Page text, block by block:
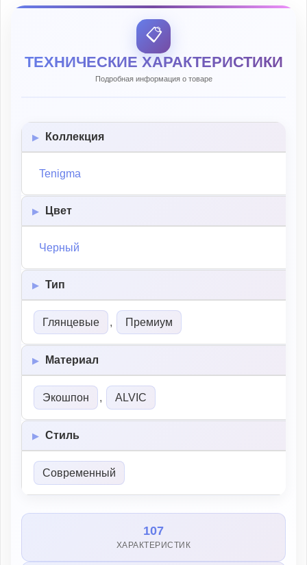
📋
ТЕХНИЧЕСКИЕ ХАРАКТЕРИСТИКИ
Подробная информация о товаре
Коллекция
Tenigma
Цвет
Черный
Тип
Глянцевые , Премиум
Материал
Экошпон , ALVIC
Стиль
Современный
107
ХАРАКТЕРИСТИК